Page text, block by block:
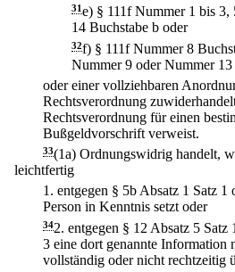
31e) § 111f Nummer 1 bis
14 Buchstabe b oder
32f) § 111f Nummer 8
Nummer 9 oder Nummer 13
oder einer vollziehbaren
Rechtsverordnung
Rechtsverordnung für einen
Bußgeldvorschrift verweist.
33(1a) Ordnungswidrig handelt,
leichtfertig
1. entgegen § 5b Absatz 1 Satz 1
Person in Kenntnis setzt oder
342. entgegen § 12 Absatz 5
3 eine dort genannte
vollständig oder nicht rechtzeitig